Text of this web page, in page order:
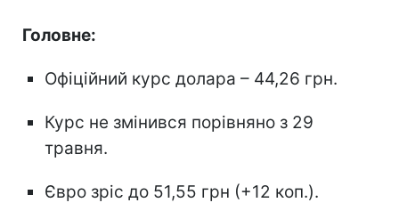
Головне:
Офіційний курс долара – 44,26 грн.
Курс не змінився порівняно з 29
травня.
Євро зріс до 51,55 грн (+12 коп.).